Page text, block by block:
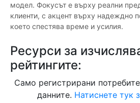
модел. Фокусът е върху реални
клиенти, с акцент върху надеждно
което спестява време и усилия.
Ресурси за
рейтингите:
Само регистрирани
данните. Натиснете тук